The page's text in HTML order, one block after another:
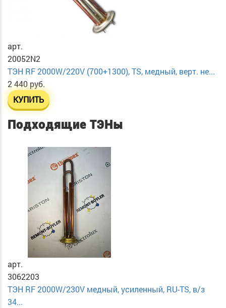
арт.
20052N2
ТЭН RF 2000W/220V (700+1300), TS, медный, верт. не...
2 440 руб.
КУПИТЬ
Подходящие ТЭНы
арт.
3062203
ТЭН RF 2000W/230V медный, усиленный, RU-TS, в/з
34...